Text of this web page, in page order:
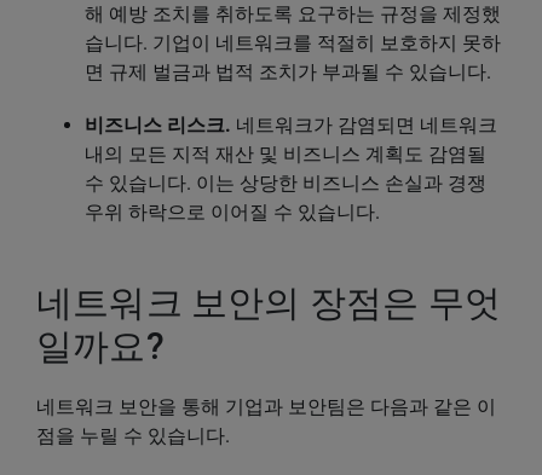
해 예방 조치를 취하도록 요구하는 규정을 제정했
습니다. 기업이 네트워크를 적절히 보호하지 못하
면 규제 벌금과 법적 조치가 부과될 수 있습니다.
비즈니스 리스크. 네트워크가 감염되면 네트워크
내의 모든 지적 재산 및 비즈니스 계획도 감염될
수 있습니다. 이는 상당한 비즈니스 손실과 경쟁
우위 하락으로 이어질 수 있습니다.
네트워크 보안의 장점은 무엇
일까요?
네트워크 보안을 통해 기업과 보안팀은 다음과 같은 이
점을 누릴 수 있습니다.